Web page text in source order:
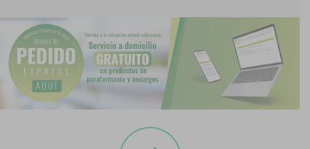
Pedidos express
Blog
Contacto
Boletín